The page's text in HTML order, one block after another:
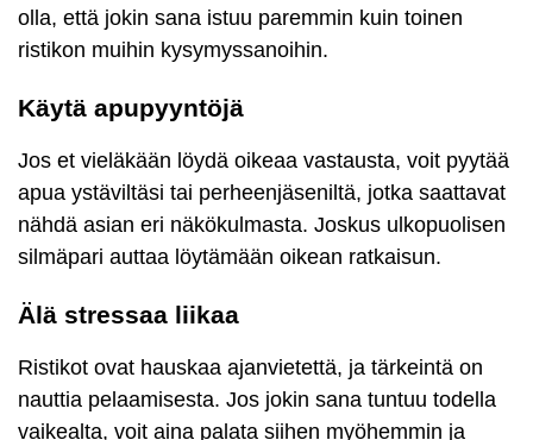
olla, että jokin sana istuu paremmin kuin toinen
ristikon muihin kysymyssanoihin.
Käytä apupyyntöjä
Jos et vieläkään löydä oikeaa vastausta, voit pyytää
apua ystäviltäsi tai perheenjäseniltä, jotka saattavat
nähdä asian eri näkökulmasta. Joskus ulkopuolisen
silmäpari auttaa löytämään oikean ratkaisun.
Älä stressaa liikaa
Ristikot ovat hauskaa ajanvietettä, ja tärkeintä on
nauttia pelaamisesta. Jos jokin sana tuntuu todella
vaikealta, voit aina palata siihen myöhemmin ja